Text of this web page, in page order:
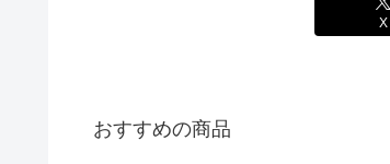
X
おすすめの商品